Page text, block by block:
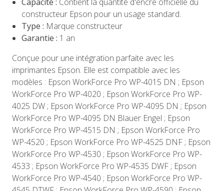
Capacité : Contient la quantité d'encre officielle du
constructeur Epson pour un usage standard.
Type : Marque constructeur
Garantie : 1 an
Conçue pour une intégration parfaite avec les
imprimantes Epson. Elle est compatible avec les
modèles : Epson WorkForce Pro WP-4015 DN ; Epson
WorkForce Pro WP-4020 ; Epson WorkForce Pro WP-
4025 DW ; Epson WorkForce Pro WP-4095 DN ; Epson
WorkForce Pro WP-4095 DN Blauer Engel ; Epson
WorkForce Pro WP-4515 DN ; Epson WorkForce Pro
WP-4520 ; Epson WorkForce Pro WP-4525 DNF ; Epson
WorkForce Pro WP-4530 ; Epson WorkForce Pro WP-
4533 ; Epson WorkForce Pro WP-4535 DWF ; Epson
WorkForce Pro WP-4540 ; Epson WorkForce Pro WP-